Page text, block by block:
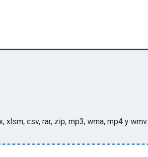
xlsm, csv, rar, zip, mp3, wma, mp4 y wmv.